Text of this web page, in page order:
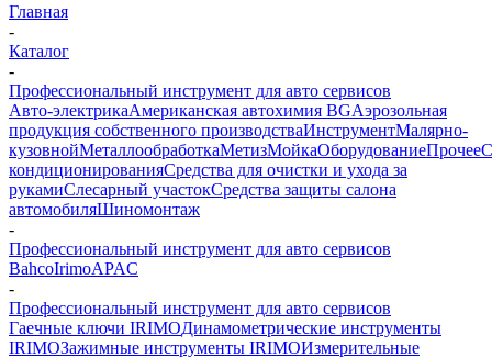
Главная
-
Каталог
-
Профессиональный инструмент для авто сервисов
Авто-электрикаАмериканская автохимия BGАэрозольная
продукция собственного производстваИнструментМалярно-
кузовнойМеталлообработкаМетизМойкаОборудованиеПрочее
кондиционированияСредства для очистки и ухода за
рукамиСлесарный участокСредства защиты салона
автомобиляШиномонтаж
-
Профессиональный инструмент для авто сервисов
BahcoIrimoAPAC
-
Профессиональный инструмент для авто сервисов
Гаечные ключи IRIMOДинамометрические инструменты
IRIMOЗажимные инструменты IRIMOИзмерительные